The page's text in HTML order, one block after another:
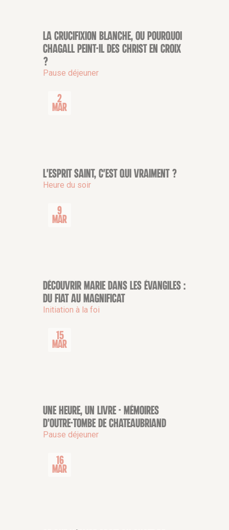
CONFÉRENCE
La crucifixion blanche, ou pourquoi
Chagall peint-il des Christ en croix
?
Pause déjeuner
2
Mar
CONFÉRENCE
L'Esprit Saint, c'est qui vraiment ?
Heure du soir
9
Mar
CONFÉRENCE
Découvrir Marie dans les évangiles :
du Fiat au Magnificat
Initiation à la foi
15
Mar
CONFÉRENCE
Une heure, un livre - Mémoires
d’Outre-Tombe de Chateaubriand
Pause déjeuner
16
Mar